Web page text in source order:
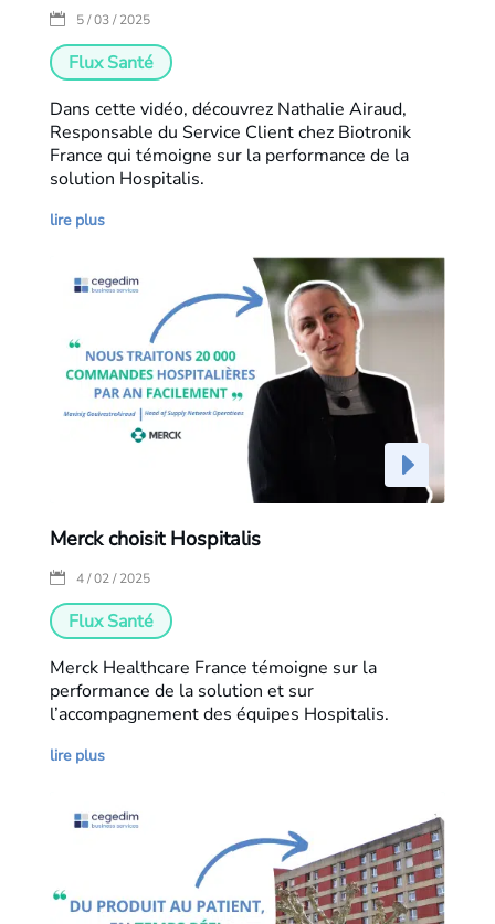
5 / 03 / 2025|
Flux Santé
Dans cette vidéo, découvrez Nathalie Airaud,
Responsable du Service Client chez Biotronik
France qui témoigne sur la performance de la
solution Hospitalis.
lire plus
Merck choisit Hospitalis
4 / 02 / 2025|
Flux Santé
Merck Healthcare France témoigne sur la
performance de la solution et sur
l’accompagnement des équipes Hospitalis.
lire plus